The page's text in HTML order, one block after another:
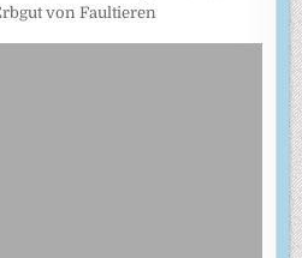
von Faultieren